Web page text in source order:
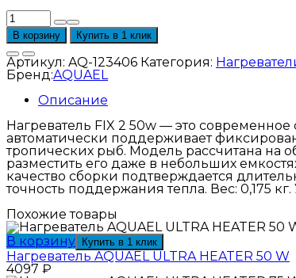
Количество
товара
Нагреватель
FIX
2
50w
В корзину Купить в 1 клик
Артикул: AQ-123406 Категория:
Бренд:AQUAEL
Описание
Нагреватель FIX 2 50w — это
автоматически поддерживает
тропических рыб. Модель рассчитана на
разместить его даже в небольших
качество сборки подтверждается
точность поддержания тепла. Вес: 0,175
Похожие товары
В корзину
Купить в 1 клик
Нагреватель AQUAEL ULTRA HEATER 50 W
4097 ₽